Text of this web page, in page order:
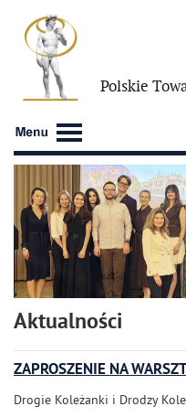
Polskie
Aktualności
ZAPROSZENIE NA
Drogie Koleżanki i Drodzy